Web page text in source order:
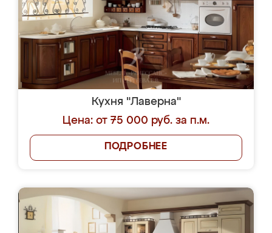
Кухня "Лаверна"
Цена: от 75 000 руб. за п.м.
ПОДРОБНЕЕ